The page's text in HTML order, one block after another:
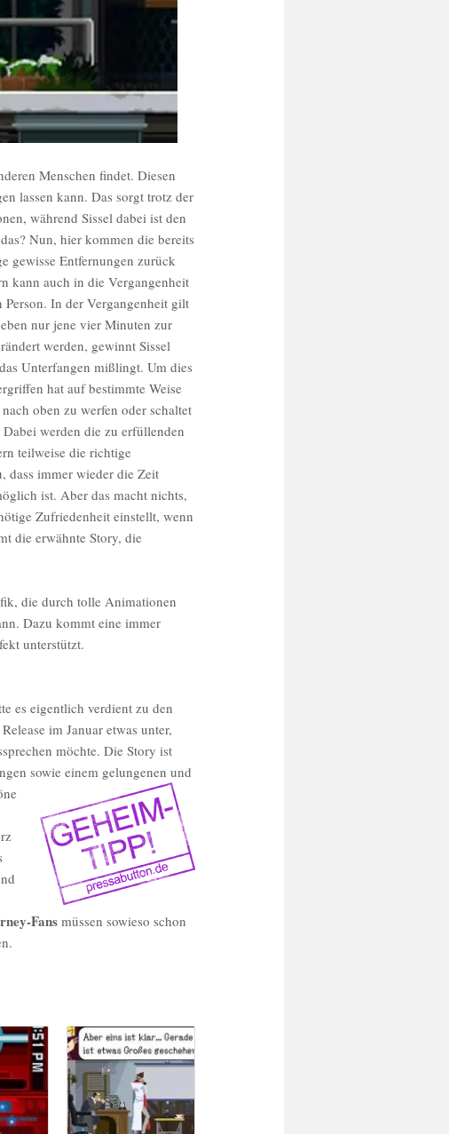
Menschen findet. Diesen
lassen kann. Das sorgt trotz der
während Sissel dabei ist den
Nun, hier kommen die bereits
gewisse Entfernungen zurück
kann auch in die Vergangenheit
In der Vergangenheit gilt
nur jene vier Minuten zur
werden, gewinnt Sissel
Unterfangen mißlingt. Um dies
hat auf bestimmte Weise
oben zu werfen oder schaltet
werden die zu erfüllenden
teilweise die richtige
dass immer wieder die Zeit
ist. Aber das macht nichts,
Zufriedenheit einstellt, wenn
die erwähnte Story, die
die durch tolle Animationen
Dazu kommt eine immer
unterstützt.
es eigentlich verdient zu den
im Januar etwas unter,
möchte. Die Story ist
sowie einem gelungenen und
Fansmüssen sowieso schon